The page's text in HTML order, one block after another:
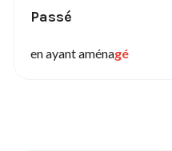
Passé
en ayant aménagé